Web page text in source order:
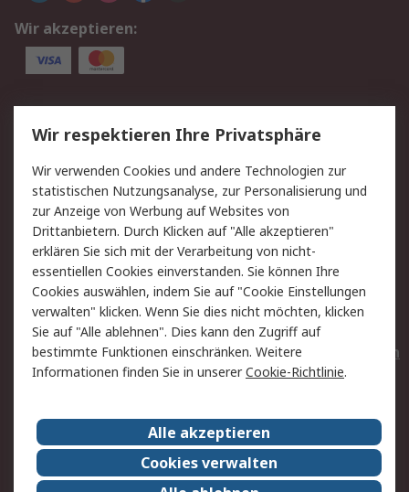
Wir akzeptieren:
Service
Value Added Services
Lieferlösungen
Rücksendungen
Kontakt
Hilfe
Privatkunden
Rechtliches
AGB
Datenschutz
Cookie-Richtlinie
Zahlungsbedingungen
Copyright/Impressum
Entsorgung
Elektrogeräte/Batterien
RS weltweit
Karriere bei RS
Nachhaltigkeit
Qualität/Umwelt/ZertifikatePresse-Center
Wir respektieren Ihre Privatsphäre
Wir verwenden Cookies und andere Technologien zur
statistischen Nutzungsanalyse, zur Personalisierung und
zur Anzeige von Werbung auf Websites von
Drittanbietern. Durch Klicken auf "Alle akzeptieren"
erklären Sie sich mit der Verarbeitung von nicht-
essentiellen Cookies einverstanden. Sie können Ihre
Cookies auswählen, indem Sie auf "Cookie Einstellungen
verwalten" klicken. Wenn Sie dies nicht möchten, klicken
Sie auf "Alle ablehnen". Dies kann den Zugriff auf
bestimmte Funktionen einschränken. Weitere
Informationen finden Sie in unsererCookie-Richtlinie.
Alle akzeptieren
Cookies verwalten